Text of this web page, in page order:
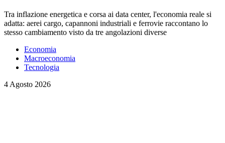
Tra inflazione energetica e corsa ai data center, l'economia reale si
adatta: aerei cargo, capannoni industriali e ferrovie raccontano lo
stesso cambiamento visto da tre angolazioni diverse
Economia
Macroeconomia
Tecnologia
4 Agosto 2026